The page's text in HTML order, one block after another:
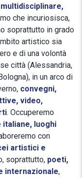
che incuriosisca,
soprattutto in grado
artistico sia
e di una volontà
città (Alessandria,
in un arco di
convegni,
video,
. Occuperemo
luoghi
con
artistici e
soprattutto, poeti,
internazionale,